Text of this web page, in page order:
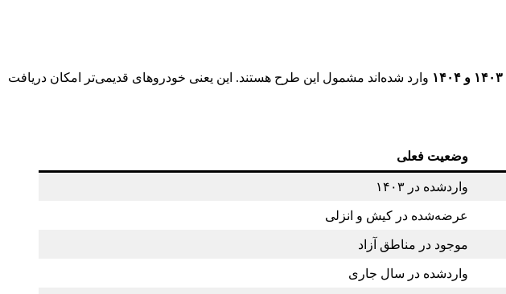
وارد شده‌اند مشمول این طرح هستند. این یعنی خودروهای قدیمی‌تر امکان دریافت
وضعیت فعلی
واردشده در ۱۴۰۳
عرضه‌شده در کیش و انزلی
موجود در مناطق آزاد
واردشده در سال جاری